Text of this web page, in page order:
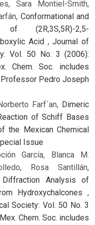
Sara Montiel-Smith,
Conformational and
of (2R,3S,5R)-2,5-
Acid ,Journal of
Vol. 50 No. 3 (2006):
Chem. Soc. includes
Pedro Joseph
Farf´an, Dimeric
of Schiff Bases
the Mexican Chemical
Issue
García, Blanca M.
Rosa Santillán,
Analysis of
Hydroxychalcones ,
Society: Vol. 50 No. 3
Chem. Soc. includes